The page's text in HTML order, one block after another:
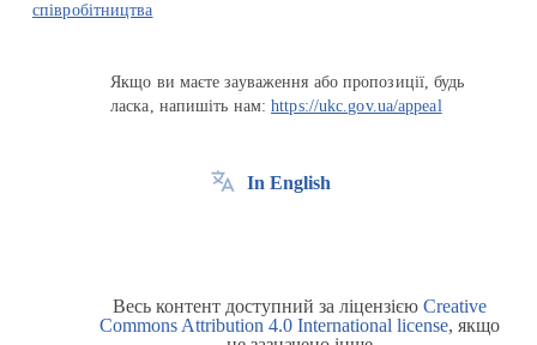
співробітництва
Якщо ви маєте зауваження або пропозиції, будь
ласка, напишіть нам:https://ukc.gov.ua/appeal
In English
Весь контент доступний за ліцензією Creative
Commons Attribution 4.0 International license, якщо